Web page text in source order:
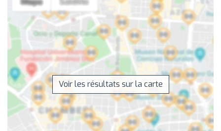
Voir les résultats sur la carte